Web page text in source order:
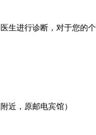
生进行诊断，对于您的
近，原邮电宾馆）